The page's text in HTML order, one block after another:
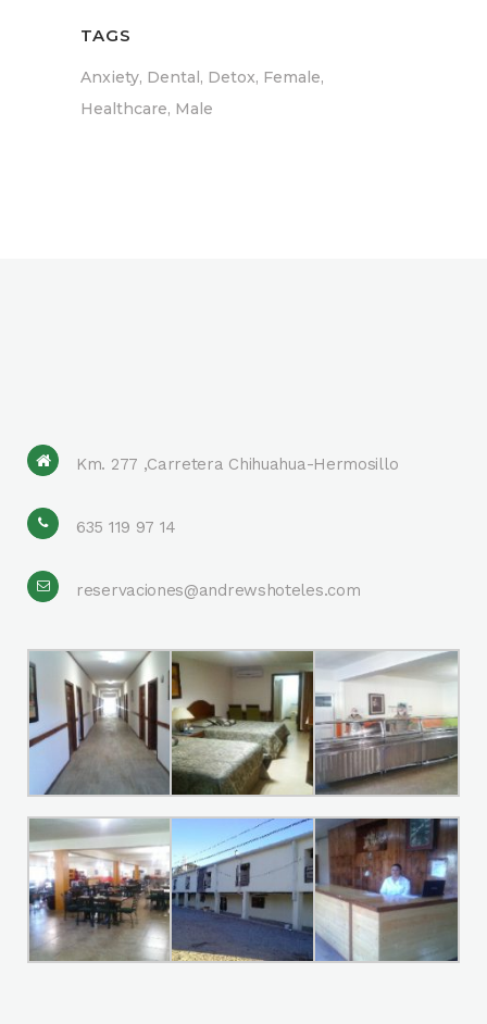
TAGS
Anxiety Dental Detox Female
Healthcare Male
Km. 277 ,Carretera Chihuahua-Hermosillo
635 119 97 14
reservaciones@andrewshoteles.com